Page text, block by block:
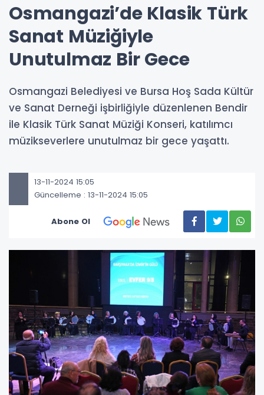
Osmangazi’de Klasik Türk
Sanat Müziğiyle
Unutulmaz Bir Gece
Osmangazi Belediyesi ve Bursa Hoş Sada Kültür
ve Sanat Derneği işbirliğiyle düzenlenen Bendir
ile Klasik Türk Sanat Müziği Konseri, katılımcı
müzikseverlere unutulmaz bir gece yaşattı.
13-11-2024 15:05
Güncelleme : 13-11-2024 15:05
Abone Ol